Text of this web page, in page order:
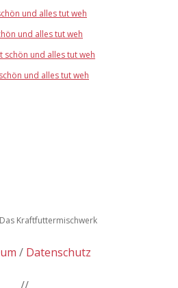
und alles tut weh
und alles tut weh
schön und alles tut weh
und alles tut weh
Kraftfuttermischwerk
Datenschutz